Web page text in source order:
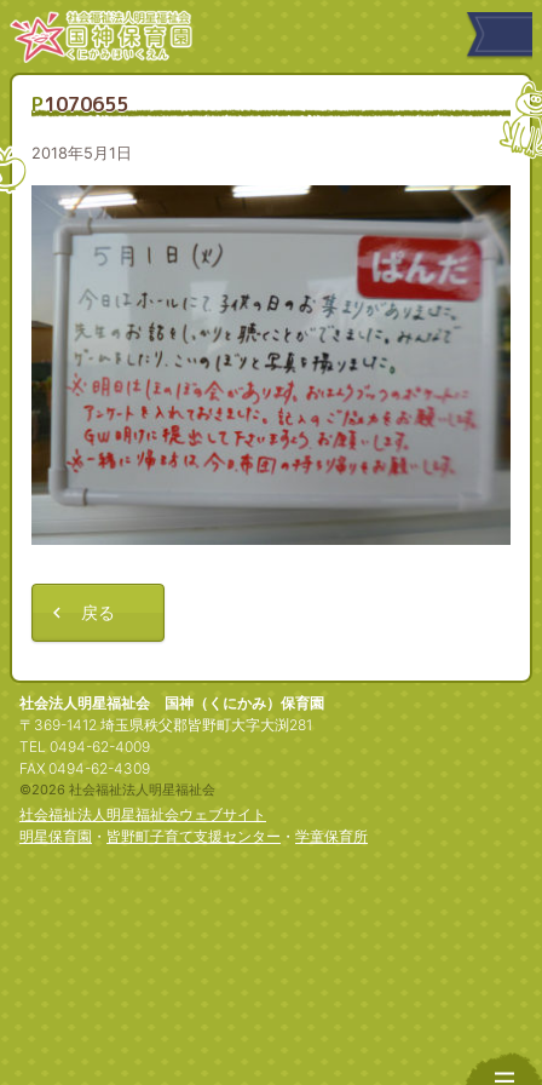
P1070655
2018年5月1日
戻る
社会法人明星福祉会 国神（くにかみ）保育園
〒369-1412 埼玉県秩父郡皆野町大字大渕281
TEL 0494-62-4009
FAX 0494-62-4309
©2026 社会福祉法人明星福祉会
社会福祉法人明星福祉会ウェブサイト
明星保育園 ・ 皆野町子育て支援センター ・ 学童保育所